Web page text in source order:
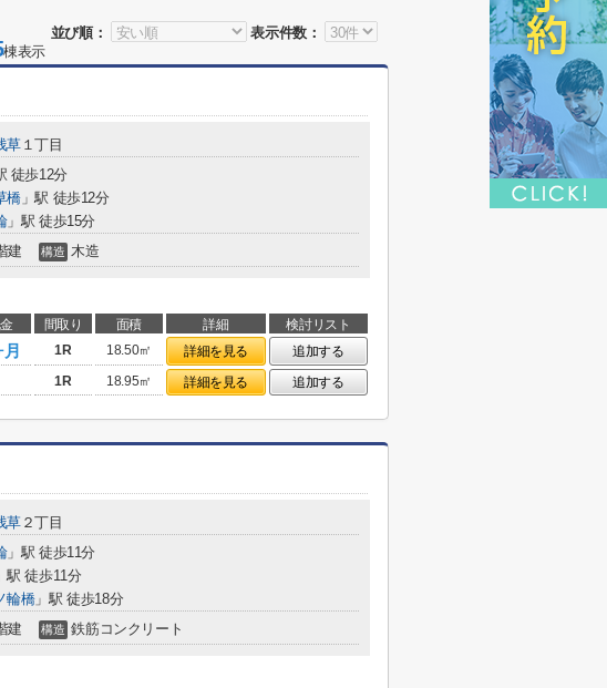
並び順：
表示件数：
棟表示
草１丁目
徒歩12分
橋」駅 徒歩12分
」駅 徒歩15分
建 構造 木造
間取り 面積 詳細
検討リスト
1R 18.50㎡ 詳細を見る
追加する
1R 18.95㎡ 詳細を見る 追加する
草２丁目
」駅 徒歩11分
駅 徒歩11分
輪橋」駅 徒歩18分
建 構造 鉄筋コンクリート